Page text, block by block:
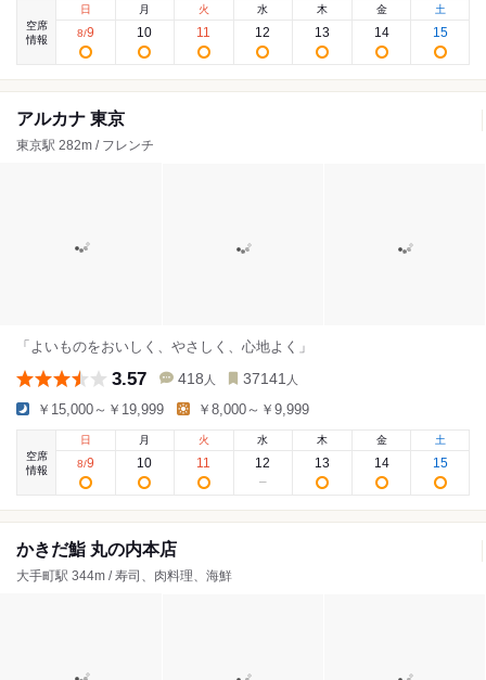
空席
情報
日
8/9
月
10
火
11
水
12
木
13
金
14
土
15
アルカナ 東京
東京駅 282m / フレンチ
「よいものをおいしく、やさしく、心地よく」
3.57 418 人 37141 人
￥15,000～￥19,999 ￥8,000～￥9,999
空席
情報
日
8/9
月
10
火
11
水
12
木
13
金
14
土
15
かきだ鮨 丸の内本店
大手町駅 344m / 寿司、肉料理、海鮮